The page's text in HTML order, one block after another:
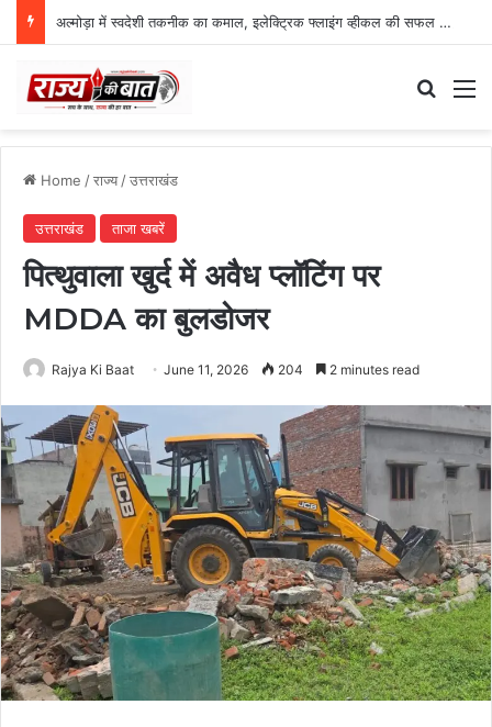
अल्मोड़ा में स्वदेशी तकनीक का कमाल, इलेक्ट्रिक फ्लाइंग व्हीकल की सफल ट्रायल उड़ान
Home /राज्य/उत्तराखंड
उत्तराखंड ताजा खबरें
पित्थुवाला खुर्द में अवैध प्लॉटिंग पर
MDDA का बुलडोजर
Rajya Ki Baat June 11, 2026 204 2 minutes read